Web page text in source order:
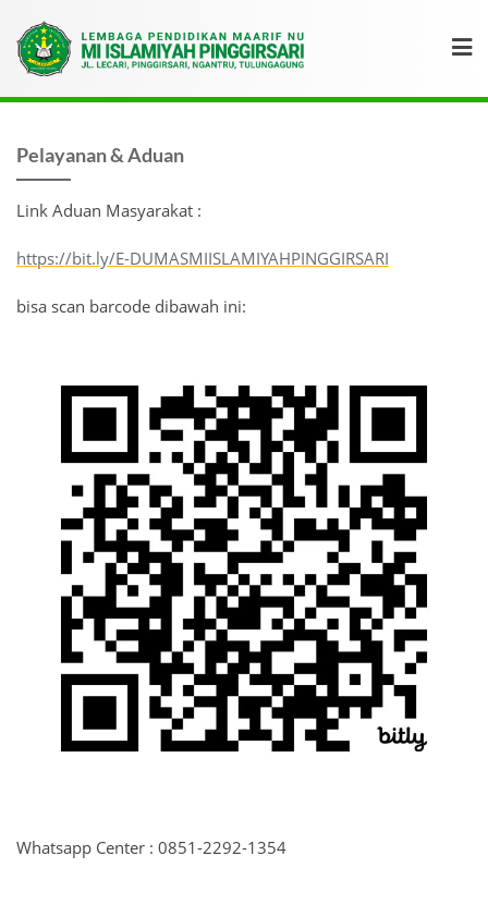
Pelayanan & Aduan
Link Aduan Masyarakat :
https://bit.ly/E-DUMASMIISLAMIYAHPINGGIRSARI
bisa scan barcode dibawah ini:
Whatsapp Center : 0851-2292-1354